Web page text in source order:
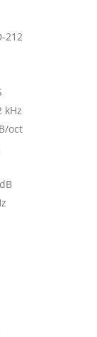
212
kHz
oct